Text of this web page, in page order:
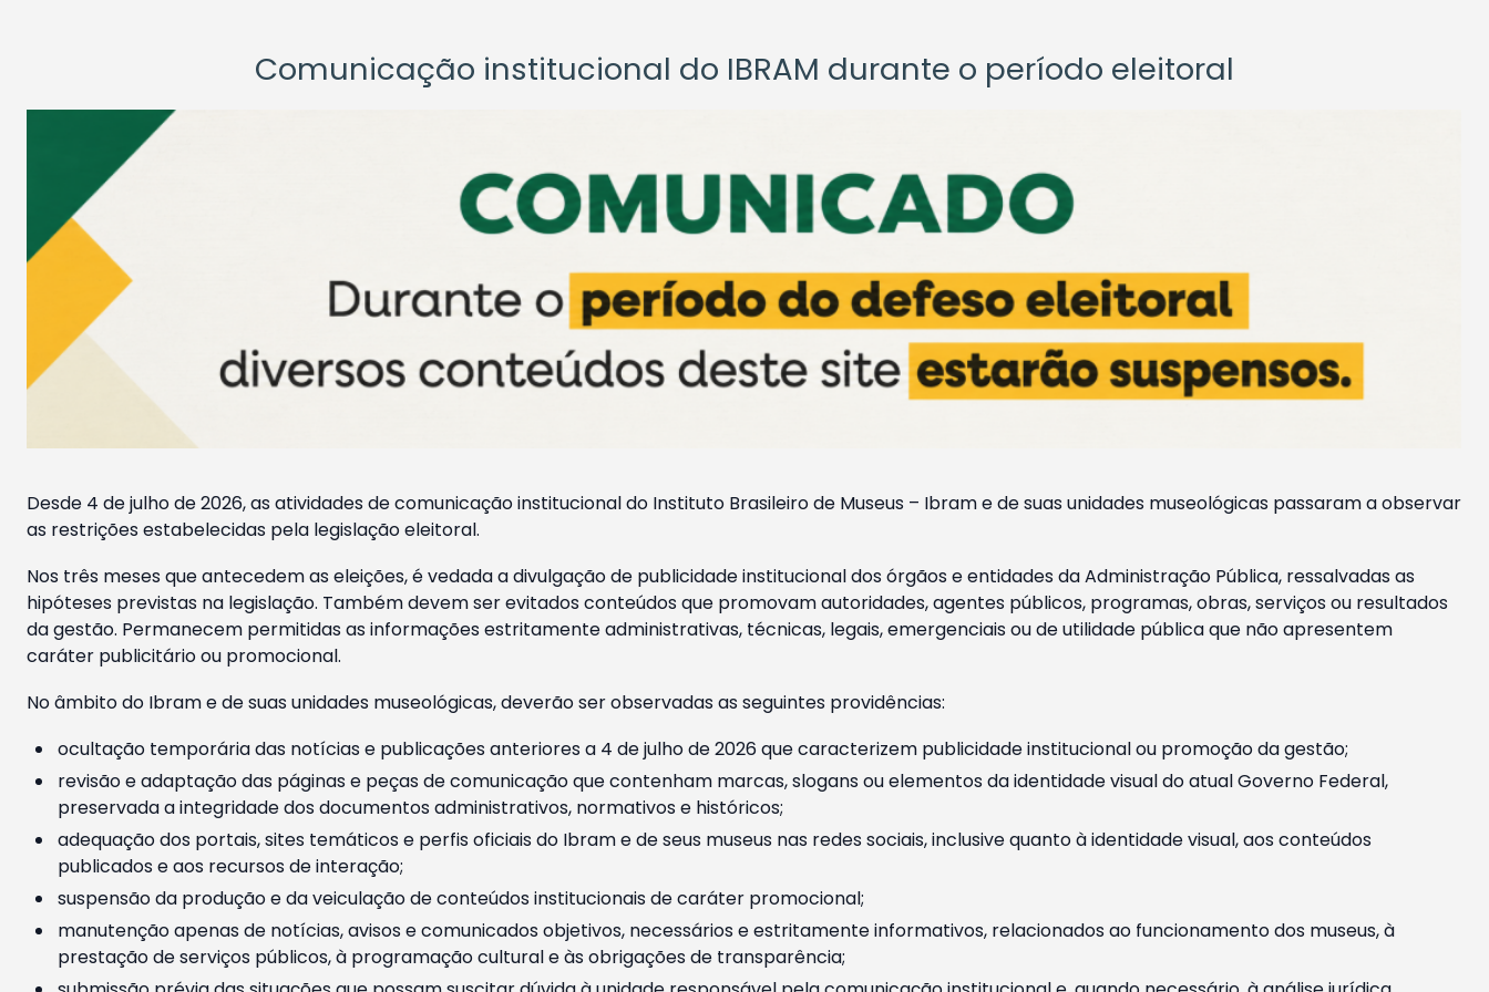
Comunicação institucional do IBRAM durante o período eleitoral
Desde 4 de julho de 2026, as atividades de comunicação institucional do Instituto Brasileiro de Museus – Ibram e de suas unidades museológicas passaram a observar
as restrições estabelecidas pela legislação eleitoral.
Nos três meses que antecedem as eleições, é vedada a divulgação de publicidade institucional dos órgãos e entidades da Administração Pública, ressalvadas as
hipóteses previstas na legislação. Também devem ser evitados conteúdos que promovam autoridades, agentes públicos, programas, obras, serviços ou resultados
da gestão. Permanecem permitidas as informações estritamente administrativas, técnicas, legais, emergenciais ou de utilidade pública que não apresentem
caráter publicitário ou promocional.
No âmbito do Ibram e de suas unidades museológicas, deverão ser observadas as seguintes providências:
ocultação temporária das notícias e publicações anteriores a 4 de julho de 2026 que caracterizem publicidade institucional ou promoção da gestão;
revisão e adaptação das páginas e peças de comunicação que contenham marcas, slogans ou elementos da identidade visual do atual Governo Federal,
preservada a integridade dos documentos administrativos, normativos e históricos;
adequação dos portais, sites temáticos e perfis oficiais do Ibram e de seus museus nas redes sociais, inclusive quanto à identidade visual, aos conteúdos
publicados e aos recursos de interação;
suspensão da produção e da veiculação de conteúdos institucionais de caráter promocional;
manutenção apenas de notícias, avisos e comunicados objetivos, necessários e estritamente informativos, relacionados ao funcionamento dos museus, à
prestação de serviços públicos, à programação cultural e às obrigações de transparência;